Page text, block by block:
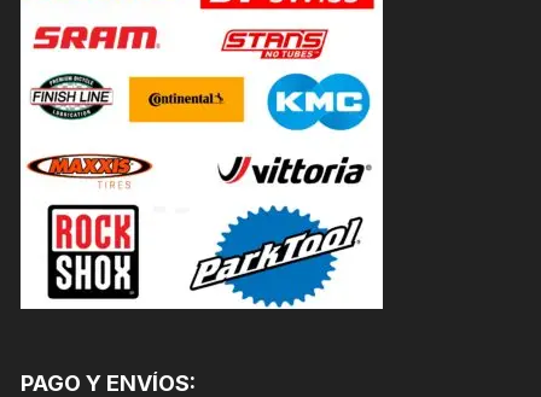
PAGO Y ENVÍOS: